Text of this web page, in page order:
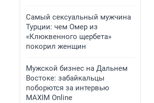
Самый сексуальный мужчина
Турции: чем Омер из
«Клюквенного щербета»
покорил женщин
Мужской бизнес на Дальнем
Востоке: забайкальцы
поборются за интервью
MAXIM Online